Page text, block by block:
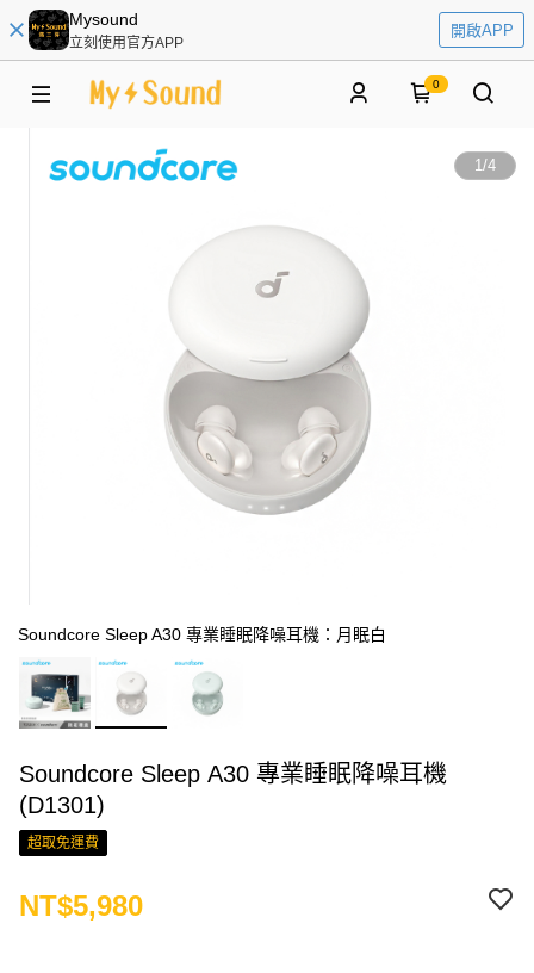
Mysound
立刻使用官方APP
開啟APP
0
1/4
Soundcore Sleep A30 專業睡眠降噪耳機：月眠白
Soundcore Sleep A30 專業睡眠降噪耳機
(D1301)
超取免運費
NT$5,980